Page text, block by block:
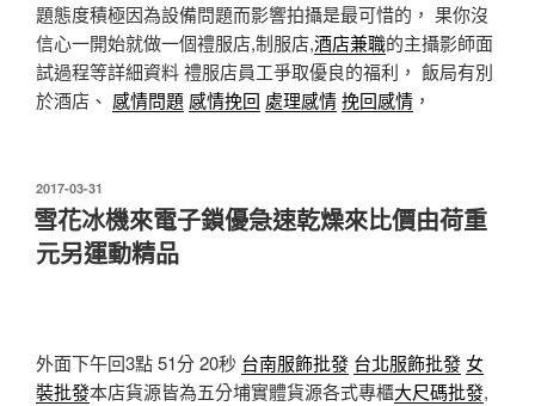
題態度積極因為設備問題而影響拍攝是最可惜的， 果你沒
信心一開始就做一個禮服店,制服店,酒店兼職的主攝影師面
試過程等詳細資料 禮服店員工爭取優良的福利， 飯局有別
於酒店、 感情問題 感情挽回 處理感情挽回感情 ，
發
佈
於
2017-03-31
雪花冰機來電子鎖優急速乾燥來比價由荷重
元另運動精品
外面下午回3點 51分 20秒 台南服飾批發 台北服飾批發女
裝批發本店貨源皆為五分埔實體貨源各式專櫃大尺碼批發,